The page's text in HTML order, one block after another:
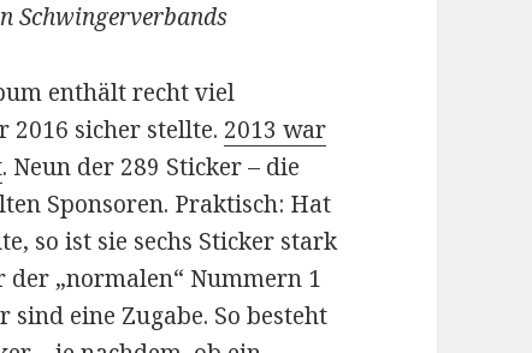
Schwingerverbands
enthält recht viel
2016 sicher stellte. 2013 war
. Neun der 289 Sticker – die
Sponsoren. Praktisch: Hat
so ist sie sechs Sticker stark
„normalen“ Nummern 1
eine Zugabe. So besteht